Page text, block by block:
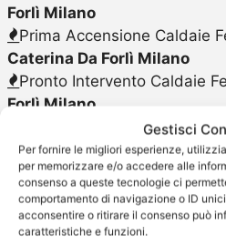
Gestisci
Per fornire le migliori esperienze,
per memorizzare e/o accedere alle
consenso a queste tecnologie ci
comportamento di navigazione o ID
acconsentire o ritirare il consenso può
caratteristiche e funzioni.
Forlì Milano
Prima Accensione Caldaie
Caterina Da Forlì Milano
Pronto Intervento Caldaie
Forlì Milano
Pronto Intervento Caldaie
Caterina Da Forlì Milano
Pronto Intervento Caldaie
Caterina Da Forlì Milano
Pronto Intervento Caldaie
Caterina Da Forlì Milano